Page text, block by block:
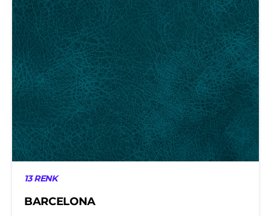
13 RENK
BARCELONA